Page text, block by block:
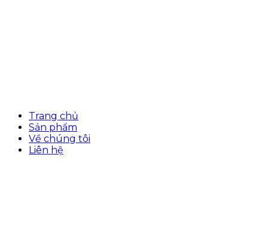
Trang chủ
Sản phẩm
Về chúng tôi
Liên hệ